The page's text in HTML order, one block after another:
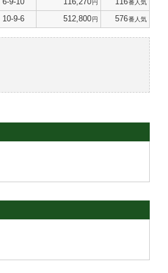
円 番人気
10-9-6 512,800円 576番人気